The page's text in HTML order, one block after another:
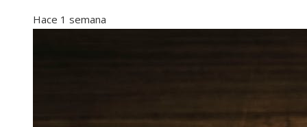
Hace 1 semana